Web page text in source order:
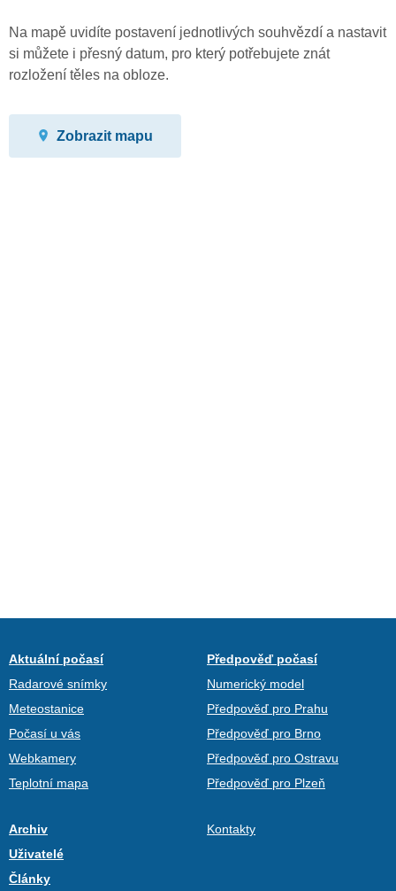
Na mapě uvidíte postavení jednotlivých souhvězdí a nastavit
si můžete i přesný datum, pro který potřebujete znát
rozložení těles na obloze.
Zobrazit mapu
Aktuální počasí
Radarové snímky
Meteostanice
Počasí u vás
Webkamery
Teplotní mapa
Předpověď počasí
Numerický model
Předpověď pro Prahu
Předpověď pro Brno
Předpověď pro Ostravu
Předpověď pro Plzeň
Archiv
Uživatelé
Články
Kontakty